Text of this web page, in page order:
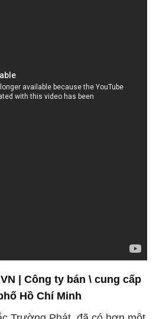
| Công ty bán \ cung cấp
Hồ Chí Minh